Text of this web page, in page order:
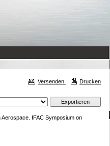
Versenden Drucken
IFAC Symposium on